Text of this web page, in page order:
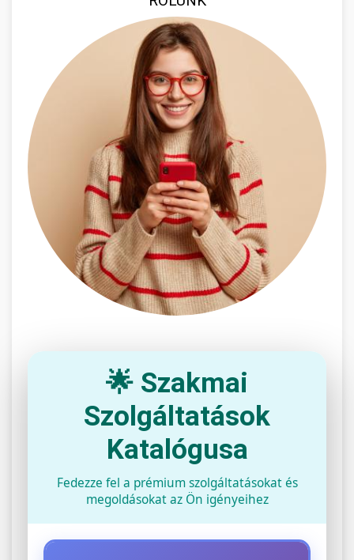
🌟 Szakmai
Szolgáltatások
Katalógusa
Fedezze fel a prémium szolgáltatásokat és
megoldásokat az Ön igényeihez